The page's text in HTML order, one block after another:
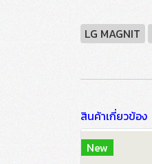
LG MAGNIT
สินค้าเกี่ยวข้อง
New